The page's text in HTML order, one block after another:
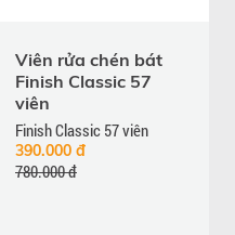
Viên rửa chén bát
Finish Classic 57
viên
Finish Classic 57 viên
390.000 đ
780.000 đ